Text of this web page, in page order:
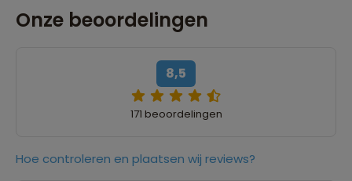
Onze beoordelingen
8,5
171 beoordelingen
Hoe controleren en plaatsen wij reviews?